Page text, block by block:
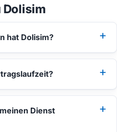
Dolisim
hat Dolisim?
Dienst